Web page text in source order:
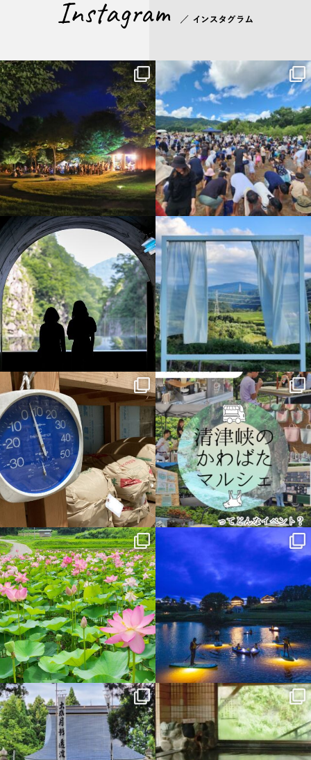
discovertokamachi
8月 3
discovertokamachi
7月 29
discovertokamachi discovertokamachi
7月 16
discovertokamachi
7月 14
discovertokamachi
7月 13
discovertokamachi
7月 11
discovertokamachi
discovertokamachi
7月 8
discovertokamachi
7月 3